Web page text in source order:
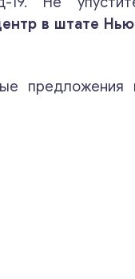
в штате
предложения